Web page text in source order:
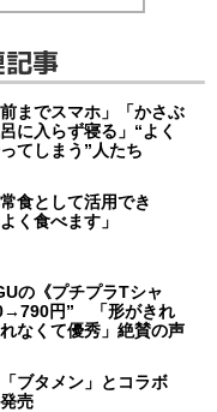
事
までスマホ」「かさぶ
に入らず寝る」“よく
てしまう”人たち
食として活用でき
く食べます」
の《プチプラTシャ
円” 「形がきれ
なくて優秀」絶賛の声
「ブタメン」とコラボ
売